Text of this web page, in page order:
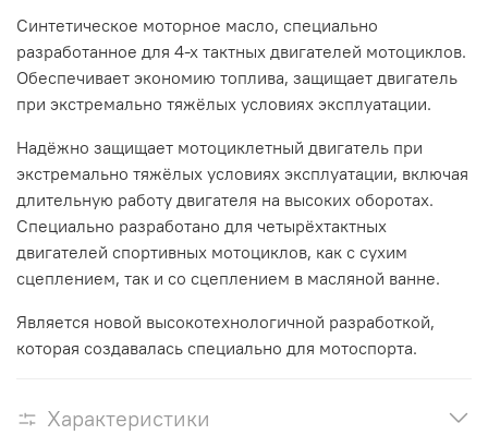
Синтетическое моторное масло, специально
разработанное для 4-х тактных двигателей мотоциклов.
Обеспечивает экономию топлива, защищает двигатель
при экстремально тяжёлых условиях эксплуатации.
Надёжно защищает мотоциклетный двигатель при
экстремально тяжёлых условиях эксплуатации, включая
длительную работу двигателя на высоких оборотах.
Специально разработано для четырёхтактных
двигателей спортивных мотоциклов, как с сухим
сцеплением, так и со сцеплением в масляной ванне.
Является новой высокотехнологичной разработкой,
которая создавалась специально для мотоспорта.
Характеристики